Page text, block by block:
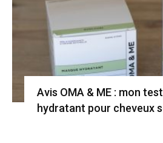
Avis OMA & ME : mon
hydratant pour cheveux